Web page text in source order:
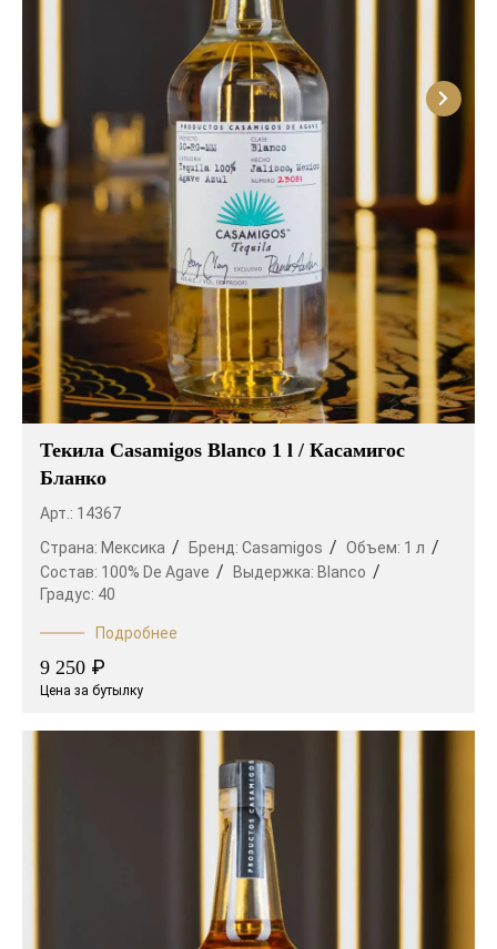
Casamigos считается одним из самых узнаваемых
брендов премиальной текилы. Он активно
продаётся в США, Европе и странах Азии. В 2022
году марка была названа «Абсолютным
чемпионом» по версии издания The Spirits Business
как самый быстрорастущий бренд года. Высокие
темпы развития и масштабные продажи сделали
её одним из лидеров категории. Сегодня
Касамигос ассоциируется с сегментом элитной
текилы и устойчиво сохраняет позиции на
международном рынке.
Текила Casamigos Blanco 1 l / Касамигос
Бланко
Арт.: 14367
Страна: Мексика Бренд: Casamigos Объем: 1 л
Состав: 100% De Agave Выдержка: Blanco
Градус: 40
Подробнее
9 250 ₽
Цена за бутылку